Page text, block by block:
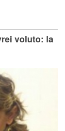
voluto: la